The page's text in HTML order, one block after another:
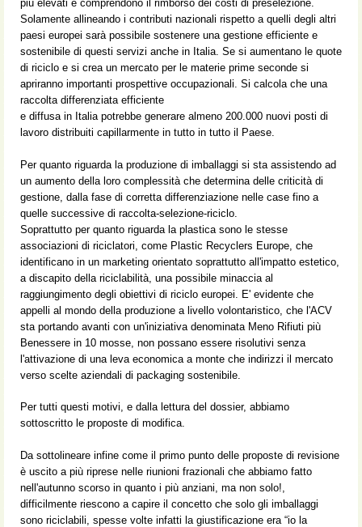
più elevati e comprendono il rimborso dei costi di preselezione.
Solamente allineando i contributi nazionali rispetto a quelli degli altri
paesi europei sarà possibile sostenere una gestione efficiente e
sostenibile di questi servizi anche in Italia. Se si aumentano le quote
di riciclo e si crea un mercato per le materie prime seconde si
apriranno importanti prospettive occupazionali. Si calcola che una
raccolta differenziata efficiente
e diffusa in Italia potrebbe generare almeno 200.000 nuovi posti di
lavoro distribuiti capillarmente in tutto in tutto il Paese.
Per quanto riguarda la produzione di imballaggi si sta assistendo ad
un aumento della loro complessità che determina delle criticità di
gestione, dalla fase di corretta differenziazione nelle case fino a
quelle successive di raccolta-selezione-riciclo.
Soprattutto per quanto riguarda la plastica sono le stesse
associazioni di riciclatori, come Plastic Recyclers Europe, che
identificano in un marketing orientato soprattutto all'impatto estetico,
a discapito della riciclabilità, una possibile minaccia al
raggiungimento degli obiettivi di riciclo europei. E' evidente che
appelli al mondo della produzione a livello volontaristico, che l'ACV
sta portando avanti con un'iniziativa denominata Meno Rifiuti più
Benessere in 10 mosse, non possano essere risolutivi senza
l'attivazione di una leva economica a monte che indirizzi il mercato
verso scelte aziendali di packaging sostenibile.
Per tutti questi motivi, e dalla lettura del dossier, abbiamo
sottoscritto le proposte di modifica.
Da sottolineare infine come il primo punto delle proposte di revisione
è uscito a più riprese nelle riunioni frazionali che abbiamo fatto
nell'autunno scorso in quanto i più anziani, ma non solo!,
difficilmente riescono a capire il concetto che solo gli imballaggi
sono riciclabili, spesse volte infatti la giustificazione era “io la